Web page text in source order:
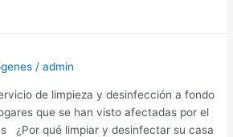
/admin
de limpieza y desinfección a fondo
que se han visto afectadas por el
¿Por qué limpiar y desinfectar su casa